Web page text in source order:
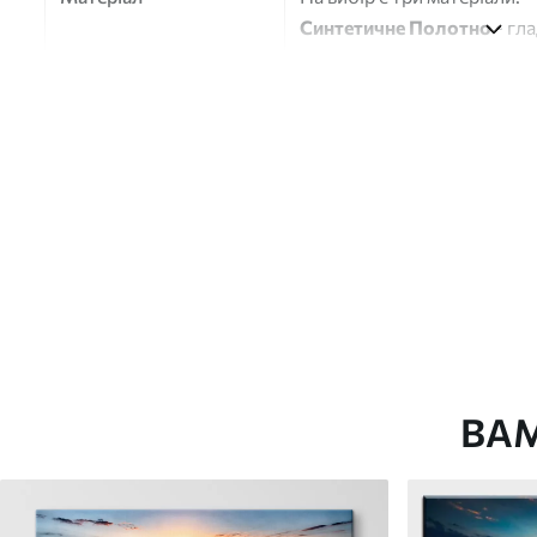
Синтетичне Полотно-
✓Яскраві, насичені кольори ✓ Яскраві, насичені